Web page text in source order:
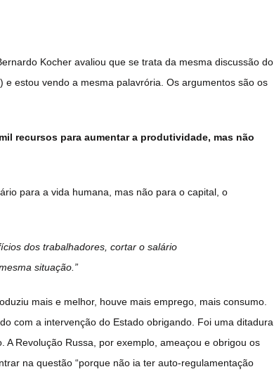
Kocher avaliou que se trata da mesma discussão do
e estou vendo a mesma palavrória. Os argumentos são os
recursos para aumentar a produtividade, mas não
para a vida humana, mas não para o capital, o
dos trabalhadores, cortar o salário
situação.”
mais e melhor, houve mais emprego, mais consumo.
com a intervenção do Estado obrigando. Foi uma ditadura
Revolução Russa, por exemplo, ameaçou e obrigou os
na questão “porque não ia ter auto-regulamentação